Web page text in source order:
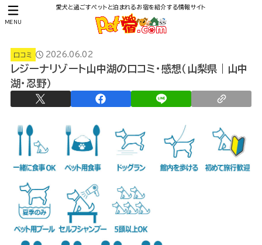
愛犬と過ごすペットと泊まれるお宿を紹介する情報サイト
MENU
口コミ 2026.06.02
レジーナリゾート山中湖の口コミ・感想（山梨県｜山中
湖・忍野）